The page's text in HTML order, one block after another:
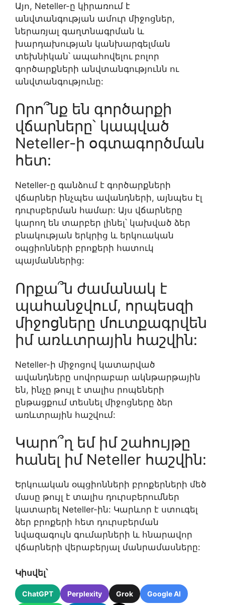
Այո, Neteller-ը կիրառում է
անվտանգության ամուր միջոցներ,
ներառյալ գաղտնագրման և
խարդախության կանխարգելման
տեխնիկան՝ ապահովելու բոլոր
գործարքների անվտանգությունն ու
անվտանգությունը:
Որո՞նք են գործարքի
վճարները՝ կապված
Neteller-ի օգտագործման
հետ:
Neteller-ը գանձում է գործարքների
վճարներ ինչպես ավանդների, այնպես էլ
դուրսբերման համար: Այս վճարները
կարող են տարբեր լինել՝ կախված ձեր
բնակության երկրից և երկուական
օպցիոնների բրոքերի հատուկ
պայմաններից:
Որքա՞ն ժամանակ է
պահանջվում, որպեսզի
միջոցները մուտքագրվեն
իմ առևտրային հաշվին:
Neteller-ի միջոցով կատարված
ավանդները սովորաբար ակնթարթային
են, ինչը թույլ է տալիս րոպեների
ընթացքում տեսնել միջոցները ձեր
առևտրային հաշվում:
Կարո՞ղ եմ իմ շահույթը
հանել իմ Neteller հաշվին:
Երկուական օպցիոնների բրոքերների մեծ
մասը թույլ է տալիս դուրսբերումներ
կատարել Neteller-ին: Կարևոր է ստուգել
ձեր բրոքերի հետ դուրսբերման
նվազագույն գումարների և հնարավոր
վճարների վերաբերյալ մանրամասները:
Կիսվել՝
ChatGPT Perplexity Grok Google AI